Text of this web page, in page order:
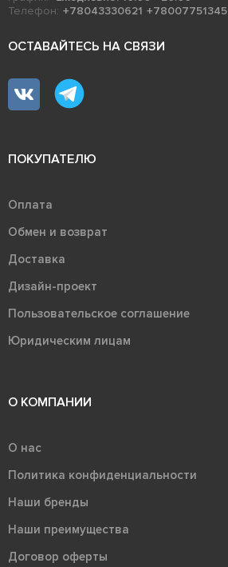
Телефон: +78043330621 +78007751345
ОСТАВАЙТЕСЬ НА СВЯЗИ
ПОКУПАТЕЛЮ
Оплата
Обмен и возврат
Доставка
Дизайн-проект
Пользовательское соглашение
Юридическим лицам
О КОМПАНИИ
О нас
Политика конфиденциальности
Наши бренды
Наши преимущества
Договор оферты